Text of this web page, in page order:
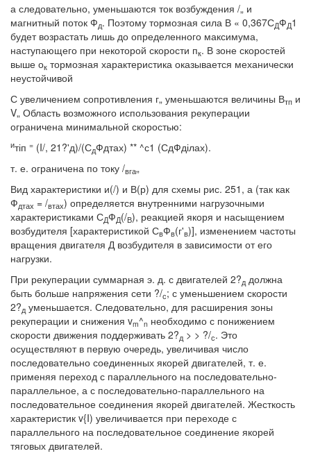
а следовательно, уменьшаются ток возбуждения /„ и
магнитный поток Фд. Поэтому тормозная сила В « 0,367СДФД1
будет возрастать лишь до определенного максимума,
наступающего при некоторой скорости пк. В зоне скоростей
выше ок тормозная характеристика оказывается механически
неустойчивой
С увеличением сопротивления г„ уменьшаются величины Втп и
V„ Область возможного использования рекуперации
ограничена минимальной скоростью:
итіп = (I/, 21?'д)/(СдФдтах) ** ^с1 (СдФділах).
т. е. ограничена по току /вга„
Вид характеристики и(/) и В(р) для схемы рис. 251, а (так как
Фдтах = /втах) определяется внутренними нагрузочными
характеристиками СДФД(/В), реакцией якоря и насыщением
возбудителя [характеристикой СвФв(г'в)], изменением частоты
вращения двигателя Д возбудителя в зависимости от его
нагрузки.
При рекуперации суммарная э. д. с двигателей 2?д должна
быть больше напряжения сети ?/с; с уменьшением скорости
2?д уменьшается. Следовательно, для расширения зоны
рекуперации и снижения vm^n необходимо с понижением
скорости движения поддерживать 2?д > > ?/с. Это
осуществляют в первую очередь, увеличивая число
последовательно соединенных якорей двигателей, т. е.
применяя переход с параллельного на последовательно-
параллельное, а с последовательно-параллельного на
последовательное соединения якорей двигателей. Жесткость
характеристик v{I) увеличивается при переходе с
параллельного на последовательное соединение якорей
тяговых двигателей.